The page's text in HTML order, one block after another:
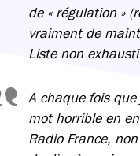
de « régulation »
vraiment de
Liste non
A chaque fois que
mot horrible en
Radio France,